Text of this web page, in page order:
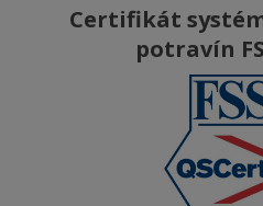
Certifikát
potravín